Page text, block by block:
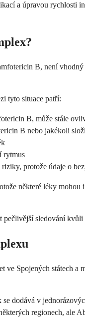
a úpravou rychlosti
B, není
tyto situace patří:
B, může stále
B nebo jakékoli
rytmus
protože údaje o
některé léky
sledování
Spojených státech
dodává v
regionech, ale